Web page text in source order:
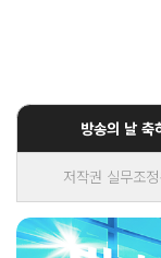
방송의 날 축
저작권 실무조